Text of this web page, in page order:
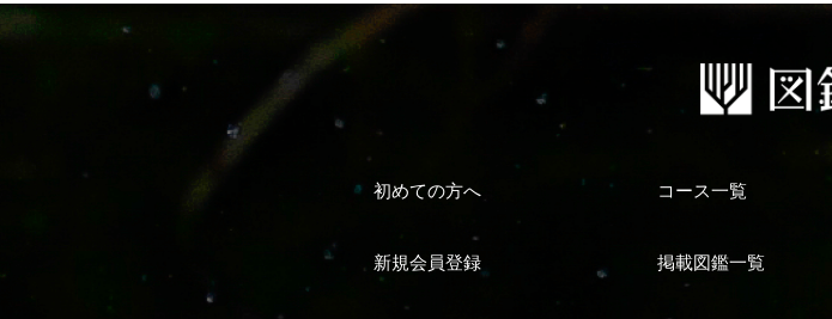
初めての方へ コース一覧
新規会員登録 掲載図鑑一覧